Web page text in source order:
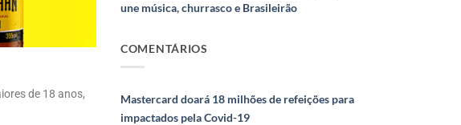
de 18 anos,
une música, churrasco e Brasileirão
COMENTÁRIOS
Mastercard doará 18 milhões de refeições para
impactados pela Covid-19